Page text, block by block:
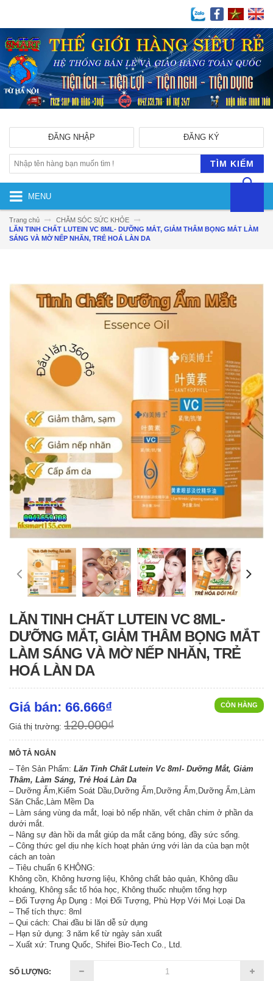
ĐĂNG KÝ
ĐĂNG NHẬP
TÌM KIẾM
MENU
Trang chủ
CHĂM SÓC SỨC KHỎE
LĂN TINH CHẤT LUTEIN VC 8ML- DƯỠNG MẮT, GIẢM THÂM BỌNG MẮT LÀM
SÁNG VÀ MỜ NẾP NHĂN, TRẺ HOÁ LÀN DA
LĂN TINH CHẤT LUTEIN VC 8ML-
DƯỠNG MẮT, GIẢM THÂM BỌNG MẮT
LÀM SÁNG VÀ MỜ NẾP NHĂN, TRẺ
HOÁ LÀN DA
CÒN HÀNG
Giá bán: 66.666₫
Giá thị trường: 120.000₫
MÔ TẢ NGẮN
– Tên Sản Phẩm: Lăn Tinh Chất Lutein Vc 8ml- Dưỡng Mắt, Giảm
Thâm, Làm Sáng, Trẻ Hoá Làn Da
– Dưỡng Ẩm,Kiểm Soát Dầu,Dưỡng Ẩm,Dưỡng Ẩm,Dưỡng Ẩm,Làm
Săn Chắc,Làm Mềm Da
– Làm sáng vùng da mắt, loại bỏ nếp nhăn, vết chân chim ở phần da
dưới mắt.
– Nâng sự đàn hồi da mắt giúp da mắt căng bóng, đầy sức sống.
– Công thức gel dịu nhẹ kích hoạt phản ứng với làn da của bạn một
cách an toàn
– Tiêu chuẩn 6 KHÔNG:
Không cồn, Không hương liệu, Không chất bảo quản, Không dầu
khoáng, Không sắc tố hóa học, Không thuốc nhuộm tổng hợp
– Đối Tượng Áp Dụng：Mọi Đối Tượng, Phù Hợp Với Mọi Loại Da
– Thể tích thực: 8ml
– Qui cách: Chai đầu bi lăn dễ sử dụng
– Hạn sử dụng: 3 năm kể từ ngày sản xuất
– Xuất xứ: Trung Quốc, Shifei Bio-Tech Co., Ltd.
SỐ LƯỢNG: